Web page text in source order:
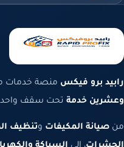
رابيد برو فيكس منصة خدمات
وعشرين خدمة تحت سقف واحد
من صيانة المكيفات وتنظيف